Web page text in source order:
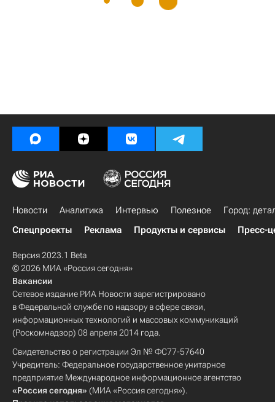
Новости Аналитика Интервью Полезное
Город:
Спецпроекты
Реклама Продукты и сервисы Пресс-
Версия 2023.1 Beta
© 2026 МИА «Россия сегодня»
Вакансии
Сетевое издание РИА Новости зарегистрировано
в Федеральной службе по надзору в сфере связи,
информационных технологий и массовых коммуникаций
(Роскомнадзор) 08 апреля 2014 года.
Свидетельство о регистрации Эл № ФС77-57640
Учредитель: Федеральное государственное унитарное
предприятие Международное информационное агентство
«Россия сегодня» (МИА «Россия сегодня»).